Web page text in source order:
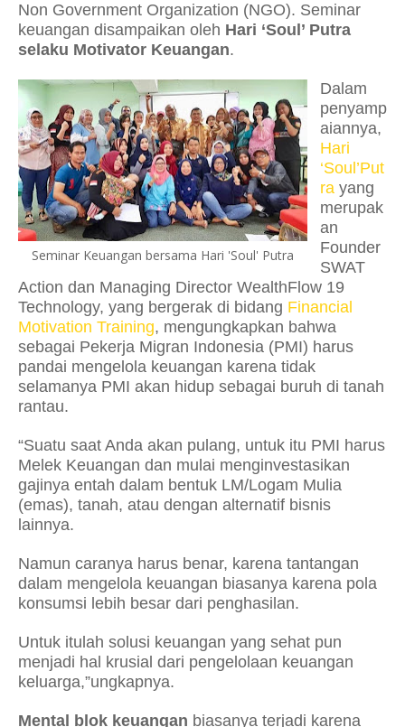
Non Government Organization (NGO). Seminar
keuangan disampaikan oleh Hari ‘Soul’ Putra
selaku Motivator Keuangan.
Seminar Keuangan bersama Hari 'Soul' Putra
Dalam
penyamp
aiannya,
Hari
‘Soul’Put
ra yang
merupak
an
Founder
SWAT
Action dan Managing Director WealthFlow 19
Technology, yang bergerak di bidang Financial
Motivation Training, mengungkapkan bahwa
sebagai Pekerja Migran Indonesia (PMI) harus
pandai mengelola keuangan karena tidak
selamanya PMI akan hidup sebagai buruh di tanah
rantau.
“Suatu saat Anda akan pulang, untuk itu PMI harus
Melek Keuangan dan mulai menginvestasikan
gajinya entah dalam bentuk LM/Logam Mulia
(emas), tanah, atau dengan alternatif bisnis
lainnya.
Namun caranya harus benar, karena tantangan
dalam mengelola keuangan biasanya karena pola
konsumsi lebih besar dari penghasilan.
Untuk itulah solusi keuangan yang sehat pun
menjadi hal krusial dari pengelolaan keuangan
keluarga,”ungkapnya.
Mental blok keuangan biasanya terjadi karena